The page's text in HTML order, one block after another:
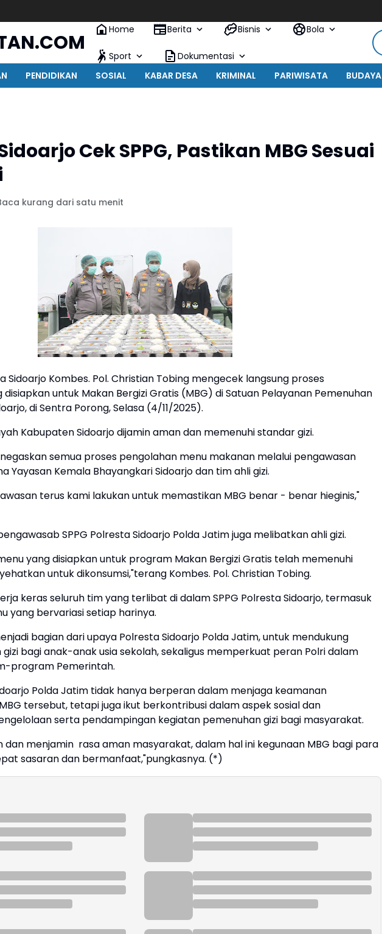
Home Berita Bisnis Bola
Sport
Dokumentasi
PENDIDIKAN SOSIAL KABAR DESA KRIMINAL PARIWISATA BUDAYA
Cek SPPG, Pastikan MBG Sesuai
kurang dari satu menit
Sidoarjo Kombes. Pol. Christian Tobing mengecek langsung proses
untuk Makan Bergizi Gratis (MBG) di Satuan Pelayanan Pemenuhan
di Sentra Porong, Selasa (4/11/2025).
Kabupaten Sidoarjo dijamin aman dan memenuhi standar gizi.
semua proses pengolahan menu makanan melalui pengawasan
Yayasan Kemala Bhayangkari Sidoarjo dan tim ahli gizi.
terus kami lakukan untuk memastikan MBG benar - benar hieginis,"
SPPG Polresta Sidoarjo Polda Jatim juga melibatkan ahli gizi.
yang disiapkan untuk program Makan Bergizi Gratis telah memenuhi
untuk dikonsumsi,"terang Kombes. Pol. Christian Tobing.
keras seluruh tim yang terlibat di dalam SPPG Polresta Sidoarjo, termasuk
yang bervariasi setiap harinya.
bagian dari upaya Polresta Sidoarjo Polda Jatim, untuk mendukung
bagi anak-anak usia sekolah, sekaligus memperkuat peran Polri dalam
program Pemerintah.
Polda Jatim tidak hanya berperan dalam menjaga keamanan
tersebut, tetapi juga ikut berkontribusi dalam aspek sosial dan
serta pendampingan kegiatan pemenuhan gizi bagi masyarakat.
dan menjamin rasa aman masyarakat, dalam hal ini kegunaan MBG bagi para
sasaran dan bermanfaat,"pungkasnya. (*)